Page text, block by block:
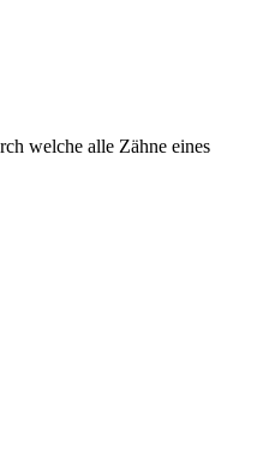
welche alle Zähne eines